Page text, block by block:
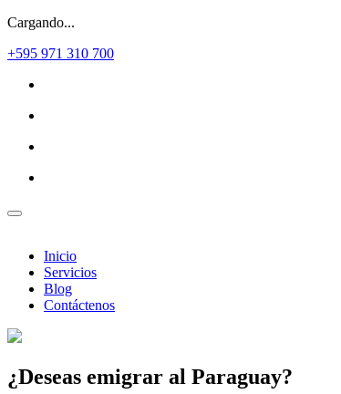
Cargando...
+595 971 310 700
Inicio
Servicios
Blog
Contáctenos
¿Deseas emigrar al Paraguay?